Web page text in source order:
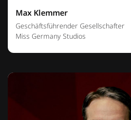
Max Klemmer
Geschäftsführender Gesellschafter
Miss Germany Studios